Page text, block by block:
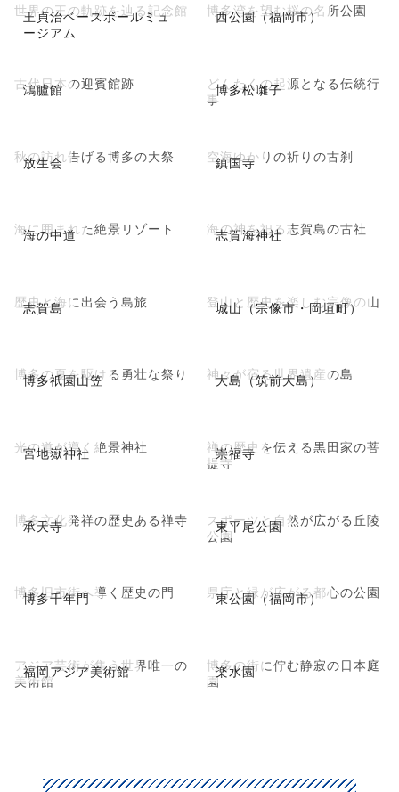
王貞治ベースボールミュ
ージアム
世界の王の軌跡を辿る記念館 西公園（福岡市）
博多湾を望む桜の名所公園
鴻臚館
古代日本の迎賓館跡 博多松囃子
どんたくの起源となる伝統行
事
放生会
秋の訪れ告げる博多の大祭 鎮国寺
空海ゆかりの祈りの古刹
海の中道
海に囲まれた絶景リゾート 志賀海神社
海の神を祀る志賀島の古社
志賀島
歴史と海に出会う島旅 城山（宗像市・岡垣町）
登山と歴史を楽しむ宗像の山
博多祇園山笠
博多の夏を駆ける勇壮な祭り 大島（筑前大島）
神々が宿る世界遺産の島
宮地嶽神社
光の道が導く絶景神社 崇福寺
禅の歴史を伝える黒田家の菩
提寺
承天寺
博多文化発祥の歴史ある禅寺 東平尾公園
スポーツと自然が広がる丘陵
公園
博多千年門
博多旧市街へ導く歴史の門 東公園（福岡市）
県庁と緑が広がる都心の公園
福岡アジア美術館
アジア芸術が集う世界唯一の
美術館
楽水園
博多の街に佇む静寂の日本庭
園